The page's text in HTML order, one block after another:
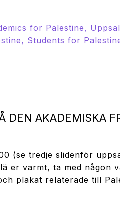
for Palestine,
Students for
DEN AKADEMISKA
(se tredje slidenför
er varmt, ta med någon
plakat relaterade till